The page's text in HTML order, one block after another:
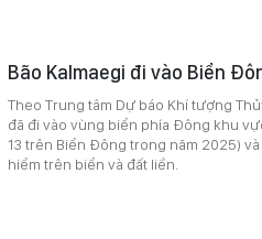
Bão Kalmaegi đi vào Biển
Theo Trung tâm Dự báo Khí tượng
đã đi vào vùng biển phía Đông khu
13 trên Biển Đông trong năm 2025)
hiểm trên biển và đất liền.